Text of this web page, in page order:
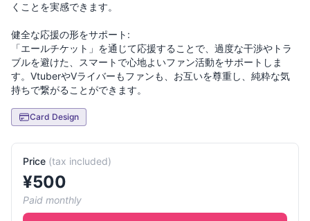
くことを実感できます。
健全な応援の形をサポート:
「エールチケット」を通じて応援することで、過度な干渉やトラ
ブルを避けた、スマートで心地よいファン活動をサポートしま
す。VtuberやVライバーもファンも、お互いを尊重し、純粋な気
Card Design
Price (tax included)
¥500
Paid monthly